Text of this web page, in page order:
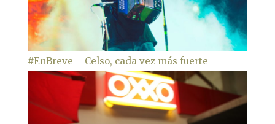
#EnBreve – Celso, cada vez más fuerte